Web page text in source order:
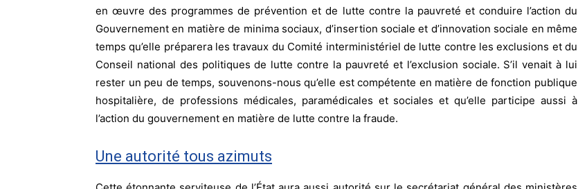
en œuvre des programmes de prévention et de lutte contre la pauvreté et conduire l’action du
Gouvernement en matière de minima sociaux, d’insertion sociale et d’innovation sociale en même
temps qu’elle préparera les travaux du Comité interministériel de lutte contre les exclusions et du
Conseil national des politiques de lutte contre la pauvreté et l’exclusion sociale. S’il venait à lui
rester un peu de temps, souvenons-nous qu’elle est compétente en matière de fonction publique
hospitalière, de professions médicales, paramédicales et sociales et qu’elle participe aussi à
l’action du gouvernement en matière de lutte contre la fraude.
Une autorité tous azimuts